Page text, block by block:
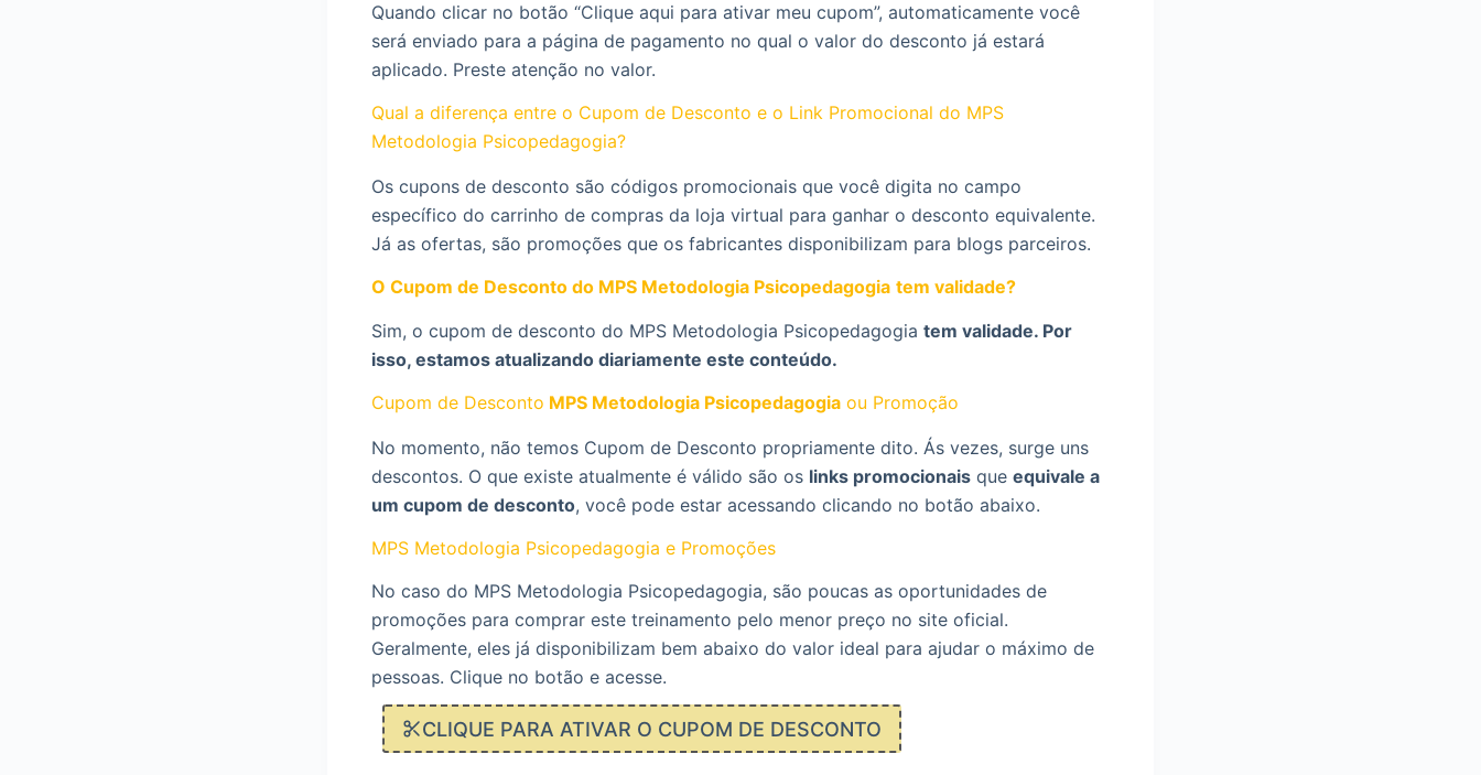
Quando clicar no botão “Clique aqui para ativar meu cupom”, automaticamente você
será enviado para a página de pagamento no qual o valor do desconto já estará
aplicado. Preste atenção no valor.
Qual a diferença entre o Cupom de Desconto e o Link Promocional do MPS
Metodologia Psicopedagogia?
Os cupons de desconto são códigos promocionais que você digita no campo
específico do carrinho de compras da loja virtual para ganhar o desconto equivalente.
Já as ofertas, são promoções que os fabricantes disponibilizam para blogs parceiros.
O Cupom de Desconto do MPS Metodologia Psicopedagogia tem validade?
Sim, o cupom de desconto do MPS Metodologia Psicopedagogia tem validade. Por
isso, estamos atualizando diariamente este conteúdo.
Cupom de Desconto MPS Metodologia Psicopedagogia ou Promoção
No momento, não temos Cupom de Desconto propriamente dito. Ás vezes, surge uns
descontos. O que existe atualmente é válido são os links promocionais que equivale a
um cupom de desconto, você pode estar acessando clicando no botão abaixo.
MPS Metodologia Psicopedagogia e Promoções
No caso do MPS Metodologia Psicopedagogia, são poucas as oportunidades de
promoções para comprar este treinamento pelo menor preço no site oficial.
Geralmente, eles já disponibilizam bem abaixo do valor ideal para ajudar o máximo de
pessoas. Clique no botão e acesse.
CLIQUE PARA ATIVAR O CUPOM DE DESCONTO